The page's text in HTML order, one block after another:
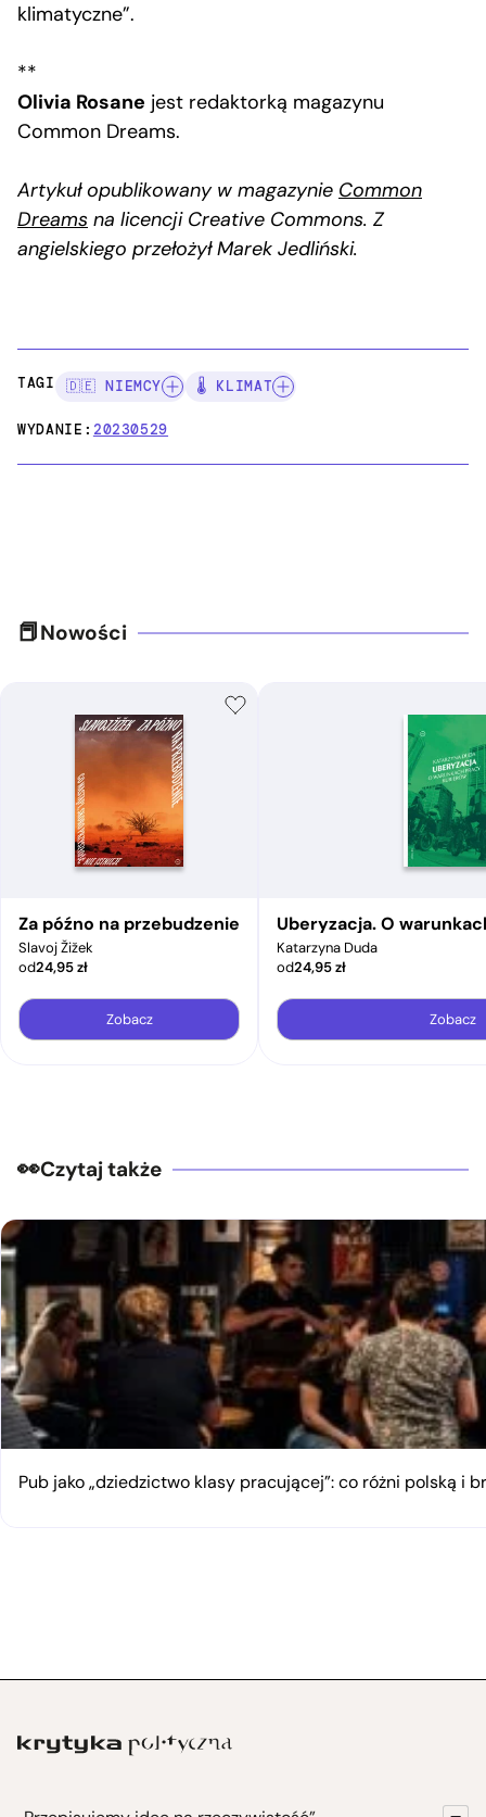
klimatyczne”.
**
Olivia Rosane jest redaktorką magazynu
Common Dreams.
Artykuł opublikowany w magazynie Common
Dreams na licencji Creative Commons. Z
angielskiego przełożył Marek Jedliński.
TAGI: 🇩🇪 NIEMCY 🌡️ KLIMAT
WYDANIE:20230529
Nowości
Za późno na przebudzenie
Slavoj Žižek
od24,95zł
Zobacz
Uberyzacja. O
Katarzyna Duda
od24,95zł
Zobacz
Czytaj także
Pub jako „dziedzictwo klasy pracującej”: co różni polską i